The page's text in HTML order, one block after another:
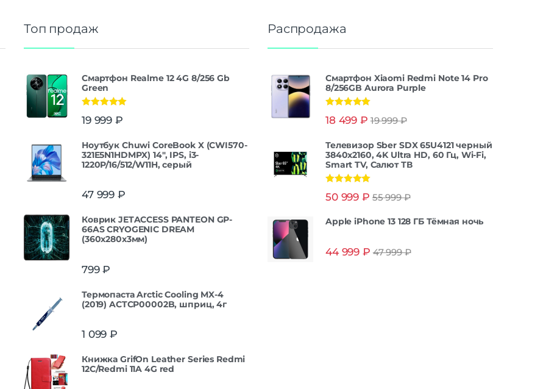
Топ продаж
Смартфон Realme 12 4G 8/256 Gb
Green
из 5
19 999 ₽
Ноутбук Chuwi CoreBook X (CWI570-
321E5N1HDMPX) 14", IPS, i3-
1220P/16/512/W11H, серый
47 999 ₽
Коврик JETACCESS PANTEON GP-
66AS CRYOGENIC DREAM
(360x280x3мм)
799₽
Термопаста Arctic Cooling MX-4
(2019) ACTCP00002B, шприц, 4г
1 099 ₽
Книжка GrifOn Leather Series Redmi
12C/Redmi 11A 4G red
Распродажа
Смартфон Xiaomi Redmi Note 14 Pro
8/256GB Aurora Purple
из 5
18 499 ₽ 19 999₽
Телевизор Sber SDX 65U4121 черный
3840x2160, 4K Ultra HD, 60 Гц, Wi-Fi,
Smart TV, Салют ТВ
из 5
50 999 ₽ 55 999₽
Apple iPhone 13 128 ГБ Тёмная ночь
44 999 ₽ 47 999₽